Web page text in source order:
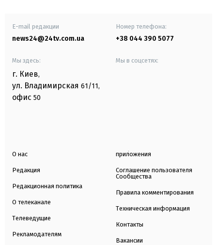
E-mail редакции
news24@24tv.com.ua
Номер телефона:
+38 044 390 5077
Мы здесь:
г. Киев,
ул. Владимирская 61/11,
офис 50
Мы в соцсетях:
О нас
Редакция
Редакционная политика
О телеканале
Телеведущие
Рекламодателям
приложения
Соглашение пользователя
Сообщества
Правила комментирования
Техническая информация
Контакты
Вакансии